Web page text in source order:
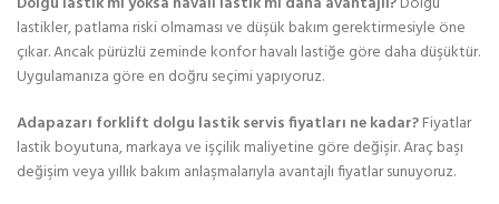
lastikler, patlama riski olmaması ve düşük bakım gerektirmesiyle öne
çıkar. Ancak pürüzlü zeminde konfor havalı lastiğe göre daha düşüktür.
Uygulamanıza göre en doğru seçimi yapıyoruz.
Adapazarı forklift dolgu lastik servis fiyatları ne kadar?Fiyatlar
lastik boyutuna, markaya ve işçilik maliyetine göre değişir. Araç başı
değişim veya yıllık bakım anlaşmalarıyla avantajlı fiyatlar sunuyoruz.